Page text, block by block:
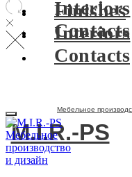
Interiors
Contacts
Finishes
Interiors
Contacts
Мебельное
M.I.R.-PS